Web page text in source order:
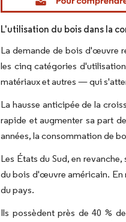
L'utilisation du bois dans la
La demande de bois d'œuvre
les cinq catégories
matériaux et autres — qui
La hausse anticipée de la
rapide et augmenter sa part
années, la consommation de
Les États du Sud, en
du bois d'œuvre américain. En
du pays.
Ils possèdent près de 40 %